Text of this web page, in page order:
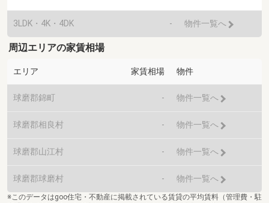
3LDK・4K・4DK - 物件一覧へ
周辺エリアの家賃相場
エリア 家賃相場 物件
球磨郡錦町 - 物件一覧へ
球磨郡相良村 - 物件一覧へ
球磨郡山江村 - 物件一覧へ
球磨郡球磨村 - 物件一覧へ
※このデータはgoo住宅・不動産に掲載されている賃貸の平均賃料（管理費・駐